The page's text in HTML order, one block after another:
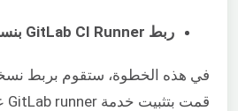
ربط GitLab CI Runner بنسخة GitLab
قمت بتثبيت خدمة GitLab runner عليه في